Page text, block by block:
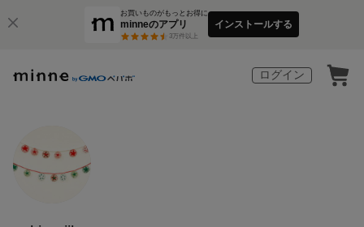
お買いものがもっとお得に
minneのアプリ
3万件以上
インストールする
ログイン